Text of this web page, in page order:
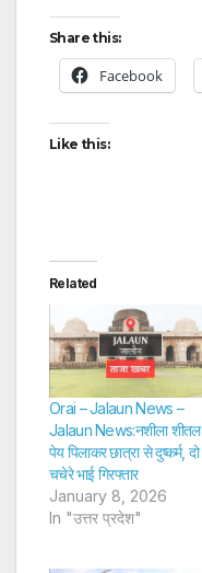
Share this:
Facebook
Like this:
Related
Orai – Jalaun News –
Jalaun News:नशीला शीतल
पेय पिलाकर छात्रा से दुष्कर्म, दो
चचेरे भाई गिरफ्तार
January 8, 2026
In "उत्तर प्रदेश"